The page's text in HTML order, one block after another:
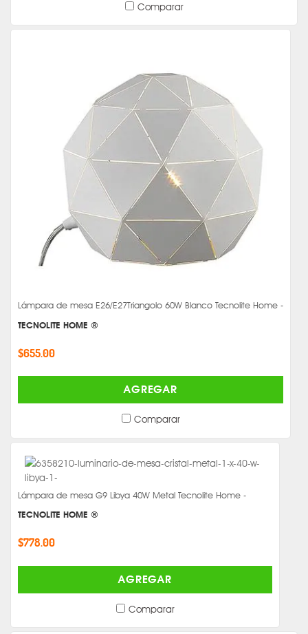
Comparar
Lámpara de mesa E26/E27Triangolo 60W Blanco Tecnolite Home -
TECNOLITE HOME ®
$655.00
AGREGAR
Comparar
Lámpara de mesa G9 Libya 40W Metal Tecnolite Home -
TECNOLITE HOME ®
$778.00
AGREGAR
Comparar